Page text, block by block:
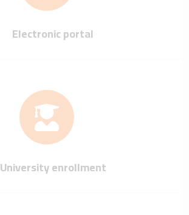
Electronic portal
University enrollment